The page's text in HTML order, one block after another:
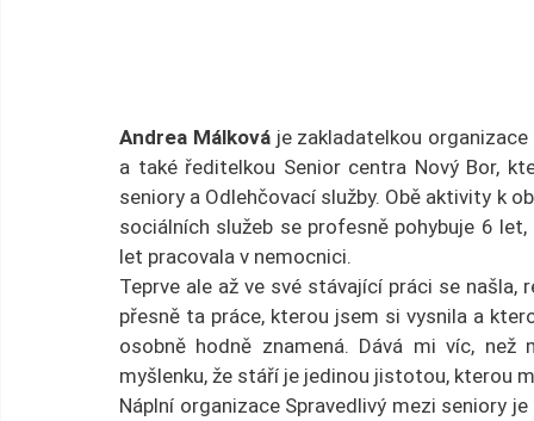
Andrea Málková je zakladatelkou organizace
a také ředitelkou Senior centra Nový Bor,
seniory a Odlehčovací služby. Obě aktivity k
sociálních služeb se profesně pohybuje 6
let pracovala v nemocnici.
Teprve ale až ve své stávající práci se našla,
přesně ta práce, kterou jsem si vysnila a
osobně hodně znamená. Dává mi víc,
myšlenku, že stáří je jedinou jistotou, kterou
Náplní organizace Spravedlivý mezi seniory